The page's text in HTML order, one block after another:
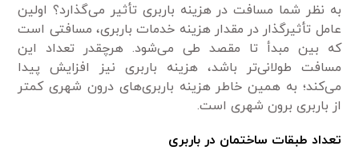
به نظر شما مسافت در هزینه باربری تأثیر می‌گذارد؟ اولین
عامل تأثیرگذار در مقدار هزینه خدمات باربری، مسافتی است
که بین مبدأ تا مقصد طی می‌شود. هرچقدر تعداد این
مسافت طولانی‌تر باشد، هزینه باربری نیز افزایش پیدا
می‌کند؛ به همین خاطر هزینه باربری‌های درون شهری کمتر
از باربری برون شهری است.
تعداد طبقات ساختمان در باربری